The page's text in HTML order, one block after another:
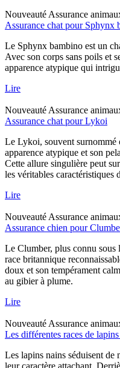
Nouveauté Assurance
Assurance chat pour Sphynx
Le Sphynx bambino est un
Avec son corps sans poils et
apparence atypique qui
Lire
Nouveauté Assurance
Assurance chat pour Lykoi
Le Lykoi, souvent surnommé
apparence atypique et son
Cette allure singulière peut
les véritables caractéristiques
Lire
Nouveauté Assurance
Assurance chien pour
Le Clumber, plus connu sous
race britannique
doux et son tempérament
au gibier à plume.
Lire
Nouveauté Assurance
Les différentes races de
Les lapins nains séduisent